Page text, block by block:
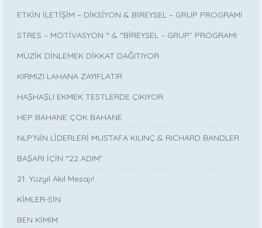
ETKİN İLETİŞİM – DİKSİYON & BİREYSEL – GRUP PROGRAMI
STRES – MOTİVASYON “ & “BİREYSEL – GRUP” PROGRAMI
MÜZİK DİNLEMEK DİKKAT DAĞITIYOR
KIRMIZI LAHANA ZAYIFLATIR
HAŞHAŞLI EKMEK TESTLERDE ÇIKIYOR
HEP BAHANE ÇOK BAHANE
NLP’NİN LİDERLERİ MUSTAFA KILINÇ & RICHARD BANDLER
BAŞARI İÇİN “22 ADIM”
21. Yüzyıl Akıl Mesajı!..
KİMLER-SİN
BEN KİMİM